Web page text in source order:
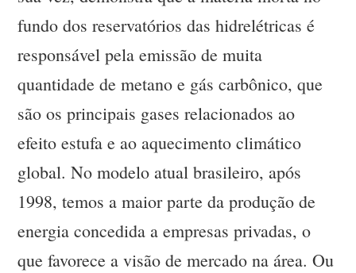
fundo dos reservatórios das hidrelétricas é
responsável pela emissão de muita
quantidade de metano e gás carbônico, que
são os principais gases relacionados ao
efeito estufa e ao aquecimento climático
global. No modelo atual brasileiro, após
1998, temos a maior parte da produção de
energia concedida a empresas privadas, o
que favorece a visão de mercado na área. Ou